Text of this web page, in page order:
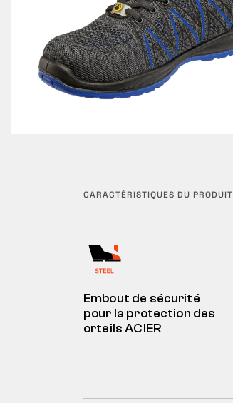
CARACTÉRISTIQUES DU PRODUIT
Embout de sécurité
pour la protection des
orteils ACIER